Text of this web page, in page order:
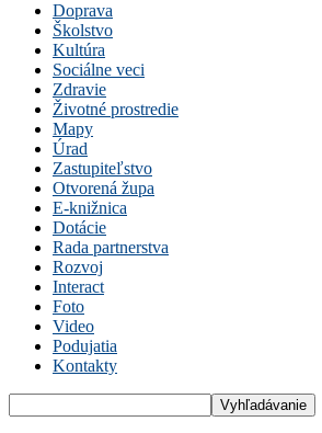
Doprava
Školstvo
Kultúra
Sociálne veci
Zdravie
Životné prostredie
Mapy
Úrad
Zastupiteľstvo
Otvorená župa
E-knižnica
Dotácie
Rada partnerstva
Rozvoj
Interact
Foto
Video
Podujatia
Kontakty